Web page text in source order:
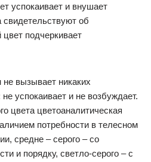
успокаивает и внушает
свидетельствуют об
подчеркивает
вызывает никаких
успокаивает и не возбуждает.
цвета цветоаналитическая
потребности в телесном
средне – серого – со
и порядку, светло-серого – с